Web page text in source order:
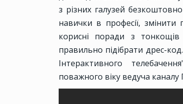
з різних галузей
навички в професії,
корисні поради з
правильно підібрати дрес-
Інтерактивного
поважного віку ведуча каналу